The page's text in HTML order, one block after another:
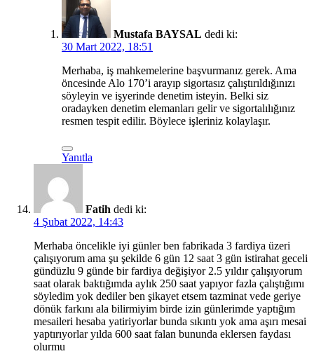
Mustafa BAYSAL dedi ki:
30 Mart 2022, 18:51
Merhaba, iş mahkemelerine başvurmanız gerek. Ama
öncesinde Alo 170’i arayıp sigortasız çalıştırıldığınızı
söyleyin ve işyerinde denetim isteyin. Belki siz
oradayken denetim elemanları gelir ve sigortalılığınız
resmen tespit edilir. Böylece işleriniz kolaylaşır.
Yanıtla
Fatih dedi ki:
4 Şubat 2022, 14:43
Merhaba öncelikle iyi günler ben fabrikada 3 fardiya üzeri
çalışıyorum ama şu şekilde 6 gün 12 saat 3 gün istirahat geceli
gündüzlu 9 günde bir fardiya değişiyor 2.5 yıldır çalışıyorum
saat olarak baktığımda aylık 250 saat yapıyor fazla çalıştığımı
söyledim yok dediler ben şikayet etsem tazminat vede geriye
dönük farkını ala bilirmiyim birde izin günlerimde yaptığım
mesaileri hesaba yatiriyorlar bunda sıkıntı yok ama aşırı mesai
yaptırıyorlar yılda 600 saat falan bununda eklersen faydası
olurmu